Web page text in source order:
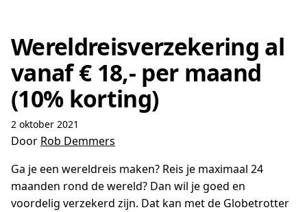
Wereldreisverzekering al
vanaf € 18,- per maand
(10% korting)
2 oktober 2021
Door Rob Demmers
Ga je een wereldreis maken? Reis je maximaal 24
maanden rond de wereld? Dan wil je goed en
voordelig verzekerd zijn. Dat kan met de Globetrotter